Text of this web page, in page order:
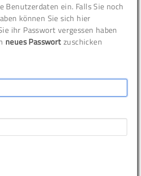
Benutzerdaten ein. Falls Sie noch
können Sie sich hier
ihr Passwort vergessen haben
neues Passwort zuschicken